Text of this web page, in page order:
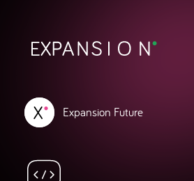
Expansion Future